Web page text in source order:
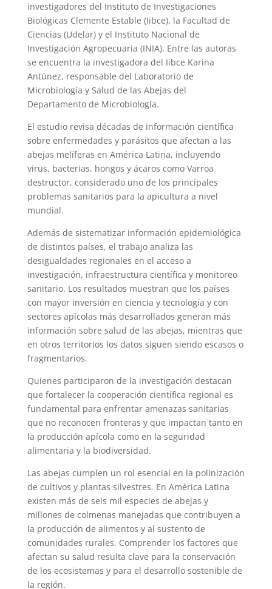
investigadores del Instituto de Investigaciones
Biológicas Clemente Estable (Iibce), la Facultad de
Ciencias (Udelar) y el Instituto Nacional de
Investigación Agropecuaria (INIA). Entre las autoras
se encuentra la investigadora del Iibce Karina
Antúnez, responsable del Laboratorio de
Microbiología y Salud de las Abejas del
Departamento de Microbiología.
El estudio revisa décadas de información científica
sobre enfermedades y parásitos que afectan a las
abejas melíferas en América Latina, incluyendo
virus, bacterias, hongos y ácaros como Varroa
destructor, considerado uno de los principales
problemas sanitarios para la apicultura a nivel
mundial.
Además de sistematizar información epidemiológica
de distintos países, el trabajo analiza las
desigualdades regionales en el acceso a
investigación, infraestructura científica y monitoreo
sanitario. Los resultados muestran que los países
con mayor inversión en ciencia y tecnología y con
sectores apícolas más desarrollados generan más
información sobre salud de las abejas, mientras que
en otros territorios los datos siguen siendo escasos o
fragmentarios.
Quienes participaron de la investigación destacan
que fortalecer la cooperación científica regional es
fundamental para enfrentar amenazas sanitarias
que no reconocen fronteras y que impactan tanto en
la producción apícola como en la seguridad
alimentaria y la biodiversidad.
Las abejas cumplen un rol esencial en la polinización
de cultivos y plantas silvestres. En América Latina
existen más de seis mil especies de abejas y
millones de colmenas manejadas que contribuyen a
la producción de alimentos y al sustento de
comunidades rurales. Comprender los factores que
afectan su salud resulta clave para la conservación
de los ecosistemas y para el desarrollo sostenible de
la región.